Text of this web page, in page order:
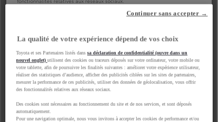
La qualité de votre expérience dépend de vos choix
Toyota et ses Partenaires listés danssa déclaration de confidentialité (ouvre dans un
nouvel onglet)utilisent des cookies ou traceurs déposés sur votre ordinateur, votre mobile ou
votre tablette, afin de poursuivre les finalités suivantes : améliorer votre expérience utilisateur,
réaliser des statistiques d’audience, afficher des publicités ciblées sur les sites de partenaires,
mesurer la performance de ces publicités, utiliser des données de géolocalisation, vous offrir
des fonctionnalités relatives aux réseaux sociaux.
Des cookies sont nécessaires au fonctionnement du site et de nos services, et sont déposés
automatiquement.
Pour une navigation optimale, nous vous invitons à accepter les cookies de performance et/ou
Continuer sans accepter →